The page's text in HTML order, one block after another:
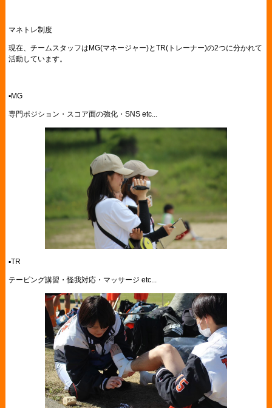
マネトレ制度
現在、チームスタッフはMG(マネージャー)とTR(トレーナー)の2つに分かれて
活動しています。
▪︎MG
専門ポジション・スコア面の強化・SNS etc...
▪︎TR
テーピング講習・怪我対応・マッサージ etc...